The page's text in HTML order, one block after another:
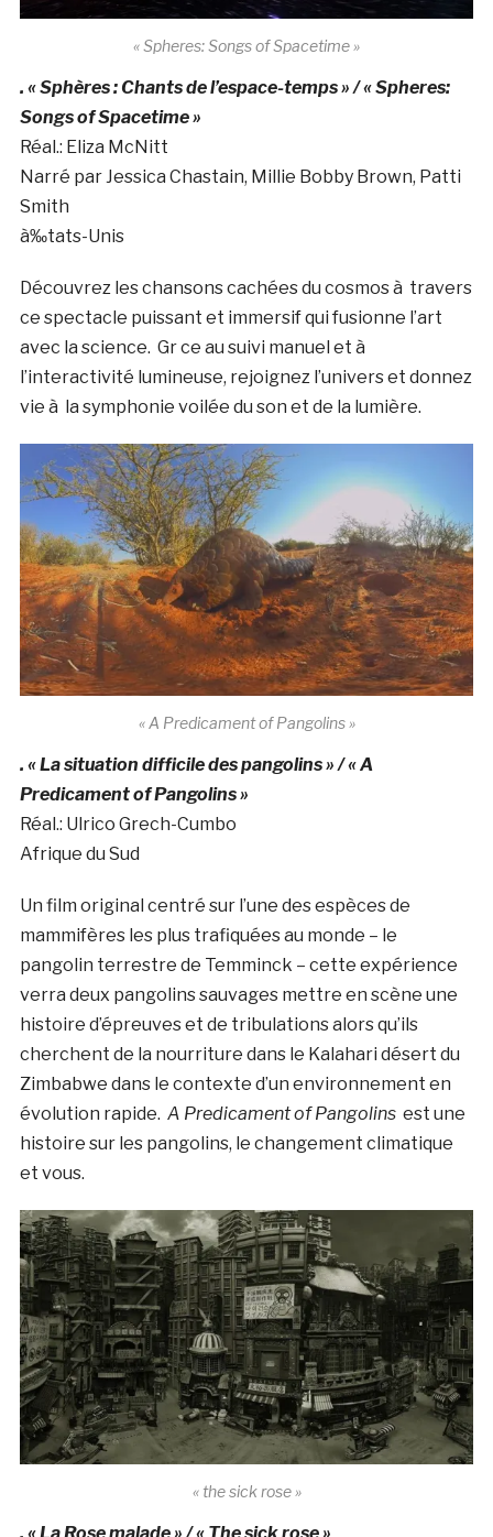
« Spheres: Songs of Spacetime »
. « Sphères : Chants de l’espace-temps » / « Spheres:
Songs of Spacetime »
Réal.: Eliza McNitt
Narré par Jessica Chastain, Millie Bobby Brown, Patti
Smith
à‰tats-Unis
Découvrez les chansons cachées du cosmos à travers
ce spectacle puissant et immersif qui fusionne l’art
avec la science. Gr ce au suivi manuel et à
l’interactivité lumineuse, rejoignez l’univers et donnez
vie à la symphonie voilée du son et de la lumière.
« A Predicament of Pangolins »
. « La situation difficile des pangolins » / « A
Predicament of Pangolins »
Réal.: Ulrico Grech-Cumbo
Afrique du Sud
Un film original centré sur l’une des espèces de
mammifères les plus trafiquées au monde – le
pangolin terrestre de Temminck – cette expérience
verra deux pangolins sauvages mettre en scène une
histoire d’épreuves et de tribulations alors qu’ils
cherchent de la nourriture dans le Kalahari désert du
Zimbabwe dans le contexte d’un environnement en
évolution rapide. A Predicament of Pangolinsest une
histoire sur les pangolins, le changement climatique
et vous.
« the sick rose »